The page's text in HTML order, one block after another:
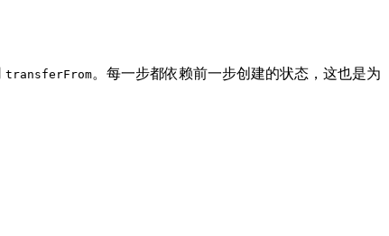
transferFrom。每一步都依赖前一步创建的状态，这也是为